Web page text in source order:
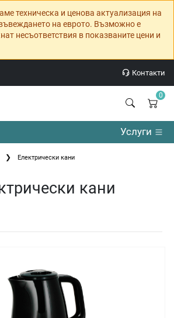
техническа и ценова актуализация на
на еврото. Възможно е
несъответствия в показваните цени и
Контакти
0
Услуги
Електрически кани
кани